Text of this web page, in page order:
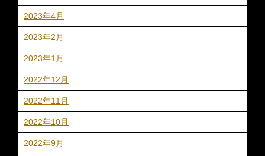
2023年4月
2023年2月
2023年1月
2022年12月
2022年11月
2022年10月
2022年9月